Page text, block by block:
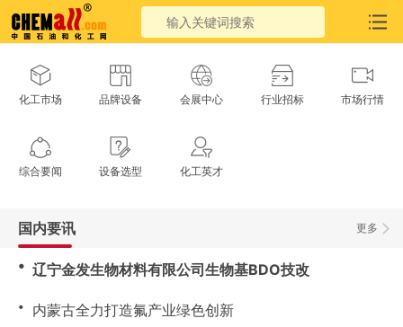
化工市场 品牌设备 会展中心 行业招标 市场行情
综合要闻 设备选型 化工英才
更多
国内要讯
・ 辽宁金发生物材料有限公司生物基BDO技改
・ 内蒙古全力打造氟产业绿色创新